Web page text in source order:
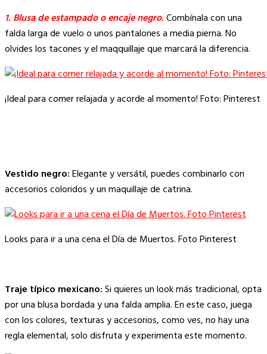
1. Blusa de estampado o encaje negro.Combínala con una
falda larga de vuelo o unos pantalones a media pierna. No
olvides los tacones y el maqquillaje que marcará la diferencia.
¡Ideal para comer relajada y acorde al momento! Foto: Pinterest
Vestido negro:Elegante y versátil, puedes combinarlo con
accesorios coloridos y un maquillaje de catrina.
Looks para ir a una cena el Día de Muertos. Foto Pinterest
Traje típico mexicano:Si quieres un look más tradicional, opta
por una blusa bordada y una falda amplia. En este caso, juega
con los colores, texturas y accesorios, como ves, no hay una
regla elemental, solo disfruta y experimenta este momento.